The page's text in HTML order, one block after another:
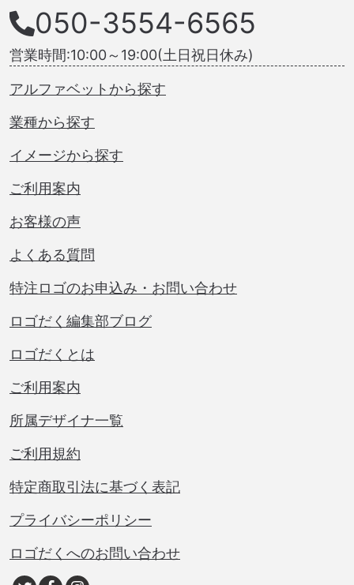
050-3554-6565
営業時間:10:00～19:00(土日祝日休み)
アルファベットから探す
業種から探す
イメージから探す
ご利用案内
お客様の声
よくある質問
特注ロゴのお申込み・お問い合わせ
ロゴだく編集部ブログ
ロゴだくとは
ご利用案内
所属デザイナ一覧
ご利用規約
特定商取引法に基づく表記
プライバシーポリシー
ロゴだくへのお問い合わせ